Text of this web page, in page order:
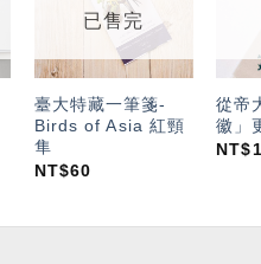
單」
已售完
臺大特藏一筆箋-
Birds of Asia 紅頸
隼
NT$60
從帝
徽」
NT$